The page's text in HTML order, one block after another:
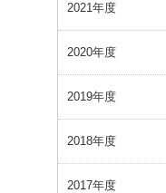
2021年度
2020年度
2019年度
2018年度
2017年度